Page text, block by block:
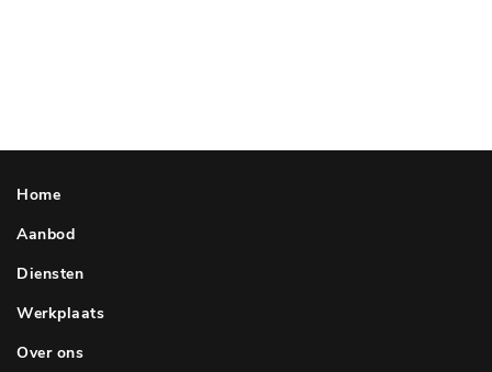
Home
Aanbod
Diensten
Werkplaats
Over ons